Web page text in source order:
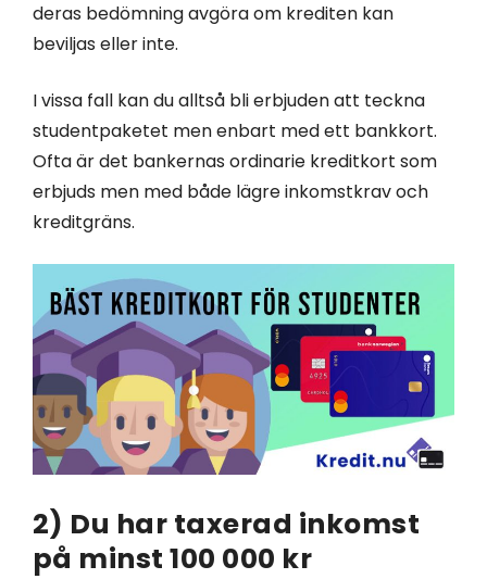
deras bedömning avgöra om krediten kan
beviljas eller inte.
I vissa fall kan du alltså bli erbjuden att teckna
studentpaketet men enbart med ett bankkort.
Ofta är det bankernas ordinarie kreditkort som
erbjuds men med både lägre inkomstkrav och
kreditgräns.
2) Du har taxerad inkomst
på minst 100 000 kr